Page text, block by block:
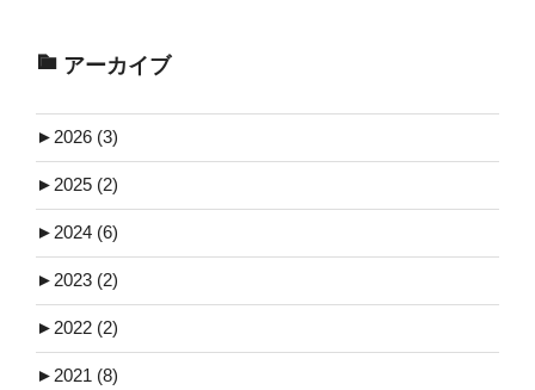
アーカイブ
►2026 (3)
►2025 (2)
►2024 (6)
►2023 (2)
►2022 (2)
►2021 (8)